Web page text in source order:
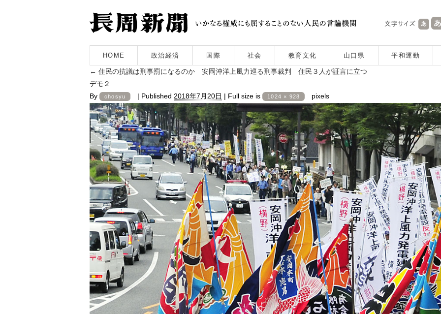
HOME 政治経済 国際 社会 教育文化 山口県 平和運動
← 住民の抗議は刑事罰になるのか 安岡沖洋上風力巡る刑事裁判 住民３人が証言に立つ
デモ２
By
chosyu | Published 2018年7月20日 | Full size is 1024 × 928 pixels